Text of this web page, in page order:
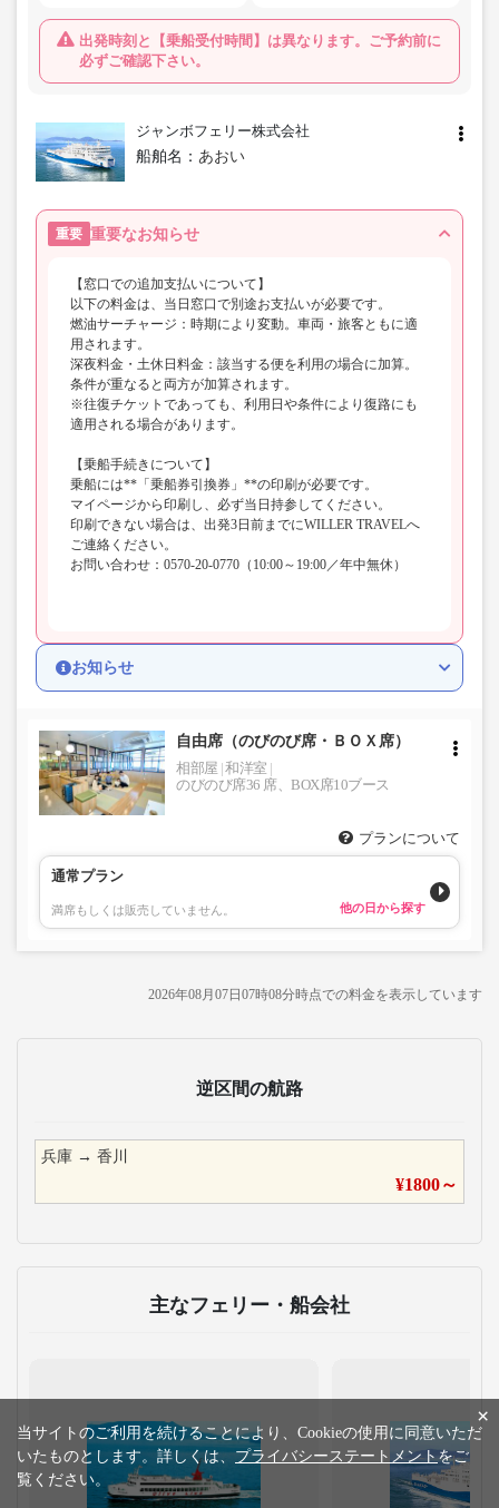
出発時刻と【乗船受付時間】は異なります。ご予約前に
必ずご確認下さい。
ジャンボフェリー株式会社
船舶名： あおい
重要 重要なお知らせ
【窓口での追加支払いについて】
以下の料金は、当日窓口で別途お支払いが必要です。
燃油サーチャージ：時期により変動。車両・旅客ともに適
用されます。
深夜料金・土休日料金：該当する便を利用の場合に加算。
条件が重なると両方が加算されます。
※往復チケットであっても、利用日や条件により復路にも
適用される場合があります。
【乗船手続きについて】
乗船には**「乗船券引換券」**の印刷が必要です。
マイページから印刷し、必ず当日持参してください。
印刷できない場合は、出発3日前までにWILLER TRAVELへ
ご連絡ください。
お問い合わせ：0570-20-0770（10:00～19:00／年中無休）
お知らせ
自由席（のびのび席・ＢＯＸ席）
相部屋 和洋室
のびのび席36 席、BOX席10ブース
プランについて
通常プラン
満席もしくは販売していません。 他の日から探す
2026年08月07日07時08分時点での料金を表示しています
逆区間の航路
兵庫 → 香川
¥1800～
主なフェリー・船会社
×
当サイトのご利用を続けることにより、Cookieの使用に同意いただ
いたものとします。詳しくは、プライバシーステートメントをご
覧ください。